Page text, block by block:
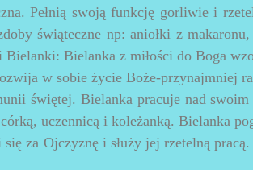
Pełnią swoją funkcję gorliwie i
świąteczne np: aniołki z
Bielanki: Bielanka z miłości do Boga
w sobie życie Boże-przynajmniej
świętej. Bielanka pracuje nad swoim
uczennicą i koleżanką. Bielanka
za Ojczyznę i służy jej rzetelną